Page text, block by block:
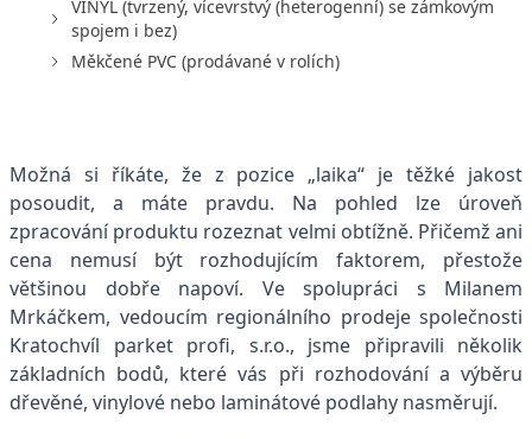
VINYL (tvrzený, vícevrstvý (heterogenní) se zámkovým
spojem i bez)
Měkčené PVC (prodávané v rolích)
Možná si říkáte, že z pozice „laika“ je těžké jakost
posoudit, a máte pravdu. Na pohled lze úroveň
zpracování produktu rozeznat velmi obtížně. Přičemž ani
cena nemusí být rozhodujícím faktorem, přestože
většinou dobře napoví. Ve spolupráci s Milanem
Mrkáčkem, vedoucím regionálního prodeje společnosti
Kratochvíl parket profi, s.r.o., jsme připravili několik
základních bodů, které vás při rozhodování a výběru
dřevěné, vinylové nebo laminátové podlahy nasměrují.